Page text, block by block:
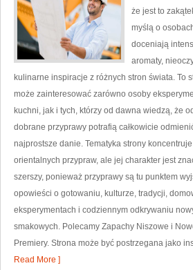
że jest to
myślą o
doceniają
aromaty,
kulinarne inspiracje z różnych stron świata. To
może zainteresować zarówno osoby
kuchni, jak i tych, którzy od dawna wiedzą, że
dobrane przyprawy potrafią całkowicie
najprostsze danie. Tematyka strony koncentruje
orientalnych przypraw, ale jej charakter jest
szerszy, ponieważ przyprawy są tu punktem
opowieści o gotowaniu, kulturze, tradycji,
eksperymentach i codziennym odkrywaniu
smakowych. Polecamy Zapachy Niszowe i
Premiery. Strona może być postrzegana jako
Read More ]